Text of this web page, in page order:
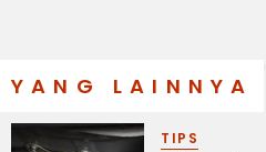
YANG LAINNYA
TIPS